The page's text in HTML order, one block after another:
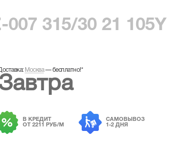
315/30 21 105Y
Москва—бесплатно!*
В КРЕДИТ
ОТ 2211 РУБ/М
САМОВЫВОЗ
1-2 ДНЯ